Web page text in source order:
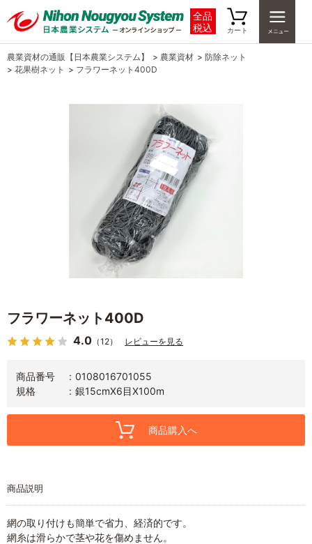
全品
税込
カート
農業資材の通販【日本農業システム】 > 農業資材 > 防除ネット
> 花果樹ネット > フラワーネット400D
フラワーネット400D
4.0 （12） レビューを見る
商品番号
0108016701055
規格
銀15cmX6目X100m
商品購入へ
商品説明
網の取り付けも簡単で省力、経済的です。
網糸は滑らかで茎や花を傷めません。